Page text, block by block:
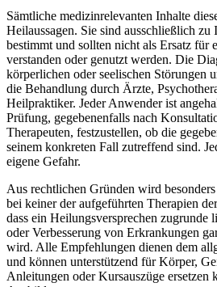
Sämtliche medizinrelevanten Inhalte
Heilaussagen. Sie sind ausschließlich zu
bestimmt und sollten nicht als Ersatz für
verstanden oder genutzt werden. Die
körperlichen oder seelischen Störungen
die Behandlung durch Ärzte,
Heilpraktiker. Jeder Anwender ist
Prüfung, gegebenenfalls nach
Therapeuten, festzustellen, ob die
seinem konkreten Fall zutreffend sind.
eigene Gefahr.
Aus rechtlichen Gründen wird
bei keiner der aufgeführten Therapien
dass ein Heilungsversprechen zugrunde
oder Verbesserung von Erkrankungen
wird. Alle Empfehlungen dienen dem
und können unterstützend für Körper,
Anleitungen oder Kursauszüge ersetzen